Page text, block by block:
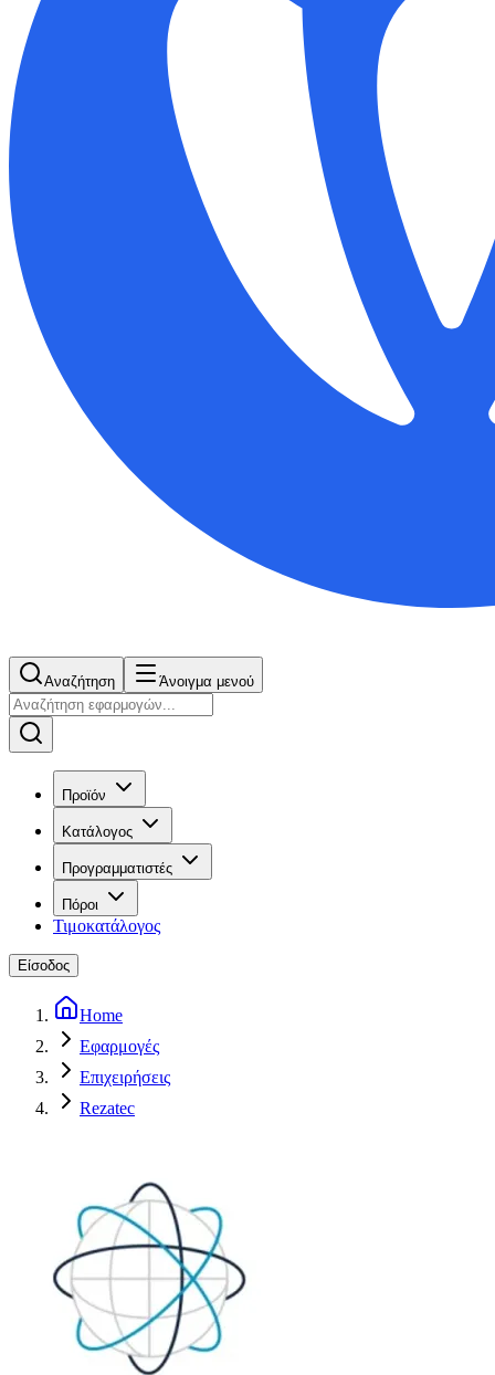
Αναζήτηση Άνοιγμα μενού
Προϊόν
Κατάλογος
Προγραμματιστές
Πόροι
Τιμοκατάλογος
Είσοδος
Home
Εφαρμογές
Επιχειρήσεις
Rezatec